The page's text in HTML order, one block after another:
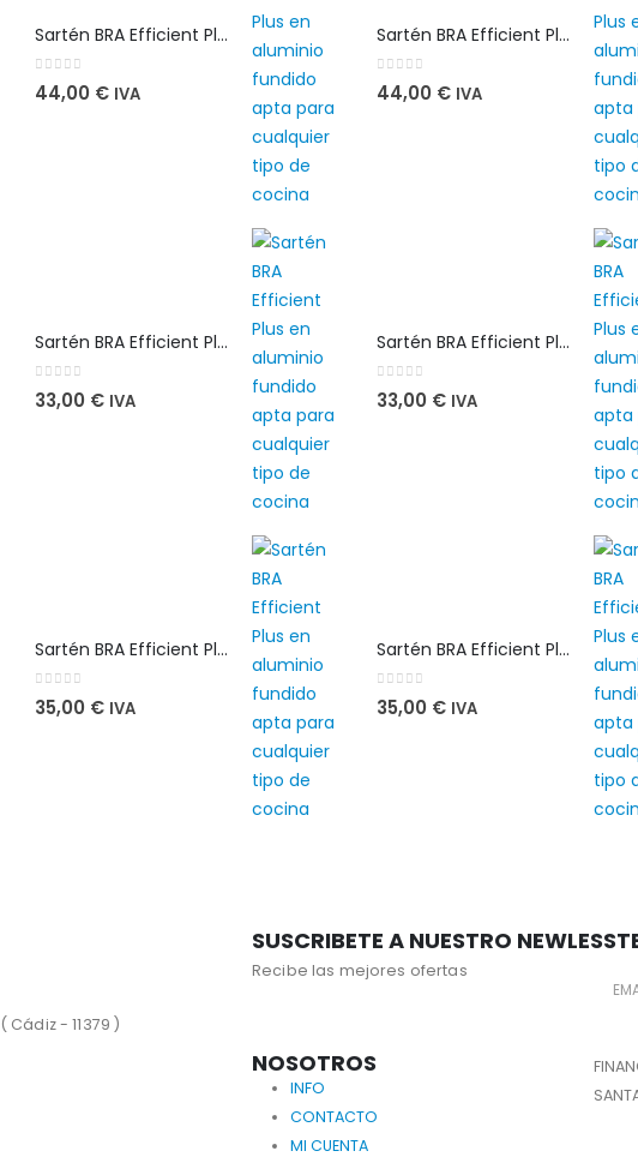
Sartén BRA Efficient Plus 30 cm en aluminio fundido apta para cualquier tipo de cocina
0out of 5
44,00 € IVA
Sartén BRA Efficient Plus 26 cm en aluminio fundido apta para cualquier tipo de cocina
0 out of 5
33,00 € IVA
Sartén BRA Efficient Plus 28 cm en aluminio fundido apta para cualquier tipo de cocina
0 out of 5
35,00 € IVA
Sartén BRA Efficient Plus 30 cm en aluminio fundido apta para cualquier tipo de cocina
0out of 5
44,00 € IVA
Sartén BRA Efficient Plus 26 cm en aluminio fundido apta para cualquier tipo de cocina
0 out of 5
33,00 € IVA
Sartén BRA Efficient Plus 28 cm en aluminio fundido apta para cualquier tipo de cocina
0 out of 5
35,00 € IVA
- 11379 )
SUSCRIBETE A NUESTRO
Recibe las mejores ofertas
NOSOTROS
INFO
CONTACTO
MI CUENTA